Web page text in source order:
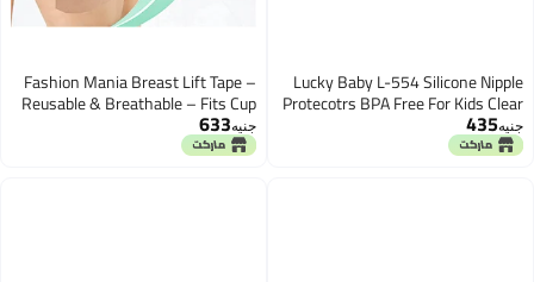
Lucky Baby L-554
Protecotrs BPA Free For
Fashion Mania Breast Lift Tape –
Reusable & Breathable – Fits Cup
Size A–E – Sports Tape with
Silicone Nipple Covers – Beige